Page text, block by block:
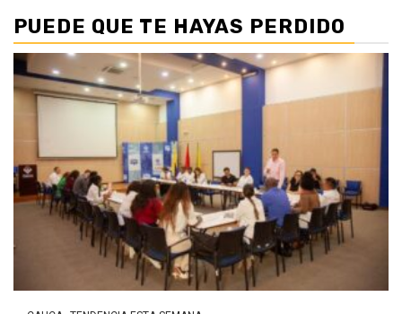
PUEDE QUE TE HAYAS PERDIDO